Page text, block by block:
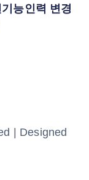
능인력 변경
| Designed